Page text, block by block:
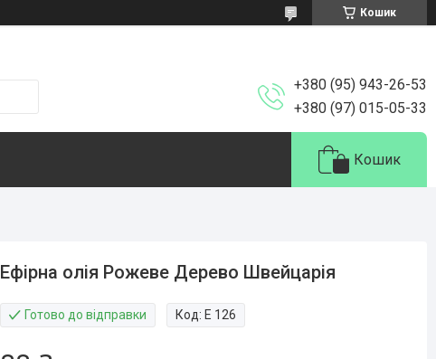
Кошик
+380 (95) 943-26-53
+380 (97) 015-05-33
Кошик
Ефірна олія Рожеве Дерево Швейцарія
Готово до відправки Код: Е 126